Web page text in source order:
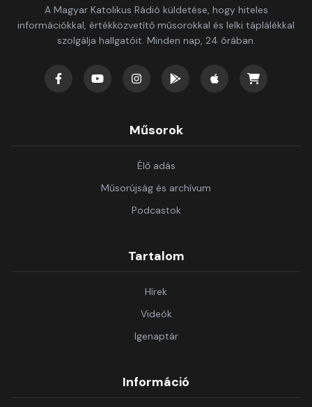
A Magyar Katolikus Rádió küldetése, hogy hiteles
információkkal, értékközvetítő műsorokkal és lelki táplálékkal
szolgálja hallgatóit. Minden nap, 24 órában.
Műsorok
Élő adás
Műsorújság és archívum
Podcastok
Tartalom
Hírek
Videók
Igenaptár
Információ